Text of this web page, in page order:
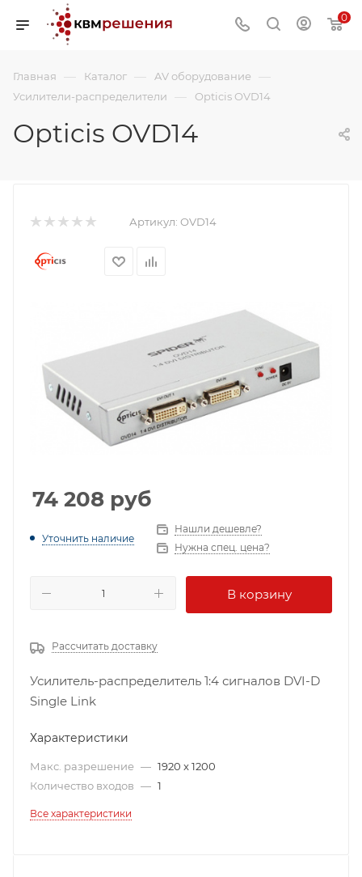
0
Главная — Каталог — AV оборудование —
Усилители-распределители — Opticis OVD14
Opticis OVD14
Артикул: OVD14
74 208 руб
Уточнить наличие
Нашли дешевле?
Нужна спец. цена?
В корзину
Рассчитать доставку
Усилитель-распределитель 1:4 сигналов DVI-D
Single Link
Характеристики
Макс. разрешение — 1920 x 1200
Количество входов — 1
Все характеристики